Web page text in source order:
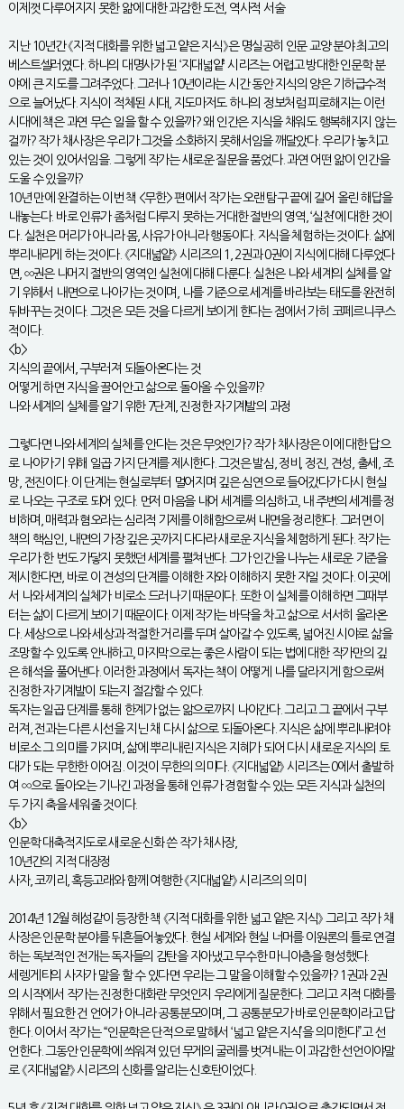
이제껏 다루어지지 못한 앎에 대한 과감한 도전, 역사적 서술
지난 10년간 《지적 대화를 위한 넓고 얕은 지식》은 명실공히 인문 교양 분야 최고의
베스트셀러였다. 하나의 대명사가 된 ‘지대넓얕’ 시리즈는 어렵고 방대한 인문학 분
야에 큰 지도를 그려주었다. 그러나 10년이라는 시간 동안 지식의 양은 기하급수적
으로 늘어났다. 지식이 적체된 시대, 지도마저도 하나의 정보처럼 피로해지는 이런
시대에 책은 과연 무슨 일을 할 수 있을까? 왜 인간은 지식을 채워도 행복해지지 않는
걸까? 작가 채사장은 우리가 그것을 소화하지 못해서임을 깨달았다. 우리가 놓치고
있는 것이 있어서임을. 그렇게 작가는 새로운 질문을 품었다. 과연 어떤 앎이 인간을
도울 수 있을까?
10년 만에 완결하는 이번 책 <무한> 편에서 작가는 오랜 탐구 끝에 길어 올린 해답을
내놓는다. 바로 인류가 좀처럼 다루지 못하는 거대한 절반의 영역, ‘실천’에 대한 것이
다. 실천은 머리가 아니라 몸, 사유가 아니라 행동이다. 지식을 체험하는 것이다. 삶에
뿌리내리게 하는 것이다. 《지대넓얕》 시리즈의 1, 2권과 0권이 지식에 대해 다루었다
면, ∞권은 나머지 절반의 영역인 실천에 대해 다룬다. 실천은 나와 세계의 실체를 알
기 위해서 내면으로 나아가는 것이며, 나를 기준으로 세계를 바라보는 태도를 완전히
뒤바꾸는 것이다. 그것은 모든 것을 다르게 보이게 한다는 점에서 가히 코페르니쿠스
적이다.
<b>
지식의 끝에서, 구부러져 되돌아온다는 것
어떻게 하면 지식을 끌어안고 삶으로 돌아올 수 있을까?
나와 세계의 실체를 알기 위한 7단계, 진정한 자기계발의 과정
그렇다면 나와 세계의 실체를 안다는 것은 무엇인가? 작가 채사장은 이에 대한 답으
로 나아가기 위해 일곱 가지 단계를 제시한다. 그것은 발심, 정비, 정진, 견성, 출세, 조
망, 전진이다. 이 단계는 현실로부터 멀어지며 깊은 심연으로 들어갔다가 다시 현실
로 나오는 구조로 되어 있다. 먼저 마음을 내어 세계를 의심하고, 내 주변의 세계를 정
비하며, 매력과 혐오라는 심리적 기제를 이해함으로써 내면을 정리한다. 그러면 이
책의 핵심인, 내면의 가장 깊은 곳까지 다다라 새로운 지식을 체험하게 된다. 작가는
우리가 한 번도 가닿지 못했던 세계를 펼쳐낸다. 그가 인간을 나누는 새로운 기준을
제시한다면, 바로 이 견성의 단계를 이해한 자와 이해하지 못한 자일 것이다. 이곳에
서 나와 세계의 실체가 비로소 드러나기 때문이다. 또한 이 실체를 이해하면 그때부
터는 삶이 다르게 보이기 때문이다. 이제 작가는 바닥을 차고 삶으로 서서히 올라온
다. 세상으로 나와 세상과 적절한 거리를 두며 살아갈 수 있도록, 넓어진 시야로 삶을
조망할 수 있도록 안내하고, 마지막으로는 좋은 사람이 되는 법에 대한 작가만의 깊
은 해석을 풀어낸다. 이러한 과정에서 독자는 책이 어떻게 나를 달라지게 함으로써
진정한 자기계발이 되는지 절감할 수 있다.
독자는 일곱 단계를 통해 한계가 없는 앎으로까지 나아간다. 그리고 그 끝에서 구부
러져, 전과는 다른 시선을 지닌 채 다시 삶으로 되돌아온다. 지식은 삶에 뿌리내려야
비로소 그 의미를 가지며, 삶에 뿌리내린 지식은 지혜가 되어 다시 새로운 지식의 토
대가 되는 무한한 이어짐. 이것이 무한의 의미다. 《지대넓얕》 시리즈는 0에서 출발하
여 ∞으로 돌아오는 기나긴 과정을 통해 인류가 경험할 수 있는 모든 지식과 실천의
두 가지 축을 세워줄 것이다.
<b>
인문학 대축적지도로 새로운 신화 쓴 작가 채사장,
10년간의 지적 대장정
사자, 코끼리, 혹등고래와 함께 여행한 《지대넓얕》 시리즈의 의미
2014년 12월 혜성같이 등장한 책 《지적 대화를 위한 넓고 얕은 지식》 그리고 작가 채
사장은 인문학 분야를 뒤흔들어놓았다. 현실 세계와 현실 너머를 이원론의 틀로 연결
하는 독보적인 전개는 독자들의 감탄을 자아냈고 무수한 마니아층을 형성했다.
세렝게티의 사자가 말을 할 수 있다면 우리는 그 말을 이해할 수 있을까? 1권과 2권
의 시작에서 작가는 진정한 대화란 무엇인지 우리에게 질문한다. 그리고 지적 대화를
위해서 필요한 건 언어가 아니라 공통분모이며, 그 공통분모가 바로 인문학이라고 답
한다. 이어서 작가는 “인문학은 단적으로 말해서 ‘넓고 얕은 지식’을 의미한다”고 선
언한다. 그동안 인문학에 씌워져 있던 무게의 굴레를 벗겨내는 이 과감한 선언이야말
로 《지대넓얕》 시리즈의 신화를 알리는 신호탄이었다.